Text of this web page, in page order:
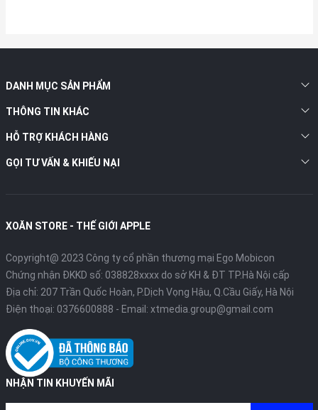
DANH MỤC SẢN PHẨM
THÔNG TIN KHÁC
HỖ TRỢ KHÁCH HÀNG
GỌI TƯ VẤN & KHIẾU NẠI
XOĂN STORE - THẾ GIỚI APPLE
Copyright@ 2023 Công ty cổ phần thương mại Ego Mobicon
Chứng nhận ĐKKD số: 038828xxxx do sở KH & ĐT TP.Hà Nội cấp
Địa chỉ: 207 Trần Quốc Hoàn, P.Dịch Vọng Hậu, Q.Cầu Giấy, Hà Nội
Điện thoại: 0376600888 - Email: xtmedia.group@gmail.com
NHẬN TIN KHUYẾN MÃI